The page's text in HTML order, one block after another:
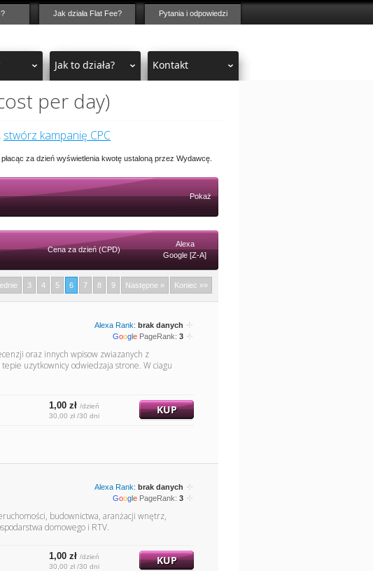
Jak działa Flat Fee? Pytania i odpowiedzi
Jak to działa? Kontakt
per day)
stwórz kampanię CPC
za dzień wyświetlenia kwotę ustaloną przez Wydawcę.
Pokaż
Cena za dzień (CPD)
Alexa
Google [Z-A]
3 4 5 6 7 8 9 Następne » Koniec »»
Alexa Rank: brak danych
Google PageRank: 3
oraz innych wpisow zwiazanych z
uzytkownicy odwiedzaja strone. W ciagu
1,00 zł /dzień
30,00 zł /30 dni
KUP
Alexa Rank: brak danych
Google PageRank: 3
budownictwa, aranżacji wnętrz,
domowego i RTV.
1,00 zł /dzień
30,00 zł /30 dni
KUP